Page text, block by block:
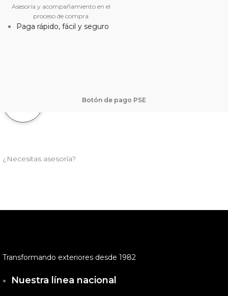
Asesoría y acompañamiento en el
proceso de compra
Paga rápido, fácil y seguro
Botón de pago PSE
¿Necesitas asesoría?
Transformando exteriores desde 1982
Nuestra línea nacional